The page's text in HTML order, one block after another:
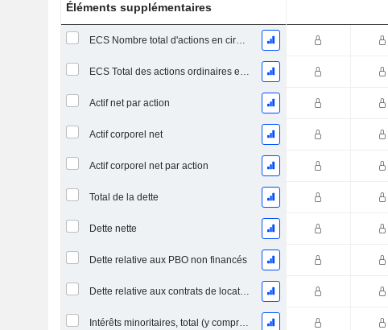
Éléments supplémentaires
ECS Nombre total d'actions en circulation à la date de dépôt
ECS Total des actions ordinaires en circulation
Actif net par action
Actif corporel net
Actif corporel net par action
Total de la dette
Dette nette
Dette relative aux PBO non financés
Dette relative aux contrats de location
Intérêts minoritaires, total (y compris la division financière)